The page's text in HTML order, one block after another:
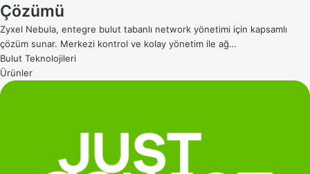
Çözümü
Zyxel Nebula, entegre bulut tabanlı network yönetimi için kapsamlı
çözüm sunar. Merkezi kontrol ve kolay yönetim ile ağ…
Bulut Teknolojileri
Ürünler